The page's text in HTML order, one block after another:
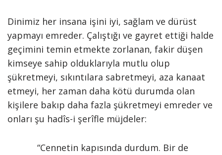
Dinimiz her insana işini iyi, sağlam ve dürüst
yapmayı emreder. Çalıştığı ve gayret ettiği halde
geçimini temin etmekte zorlanan, fakir düşen
kimseye sahip olduklarıyla mutlu olup
şükretmeyi, sıkıntılara sabretmeyi, aza kanaat
etmeyi, her zaman daha kötü durumda olan
kişilere bakıp daha fazla şükretmeyi emreder ve
onları şu hadîs-i şerîfle müjdeler:
“Cennetin kapısında durdum. Bir de